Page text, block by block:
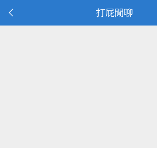
打屁閒聊